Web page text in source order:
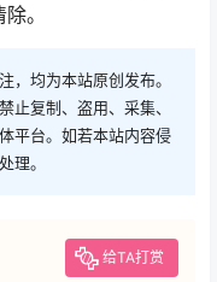
。
，均为本站原创发布。
止复制、盗用、采集、
平台。如若本站内容侵
理。
给TA打赏